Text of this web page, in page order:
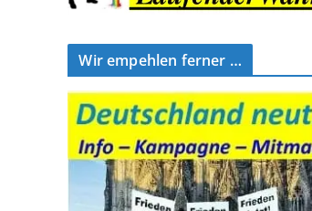
Wir empehlen ferner …